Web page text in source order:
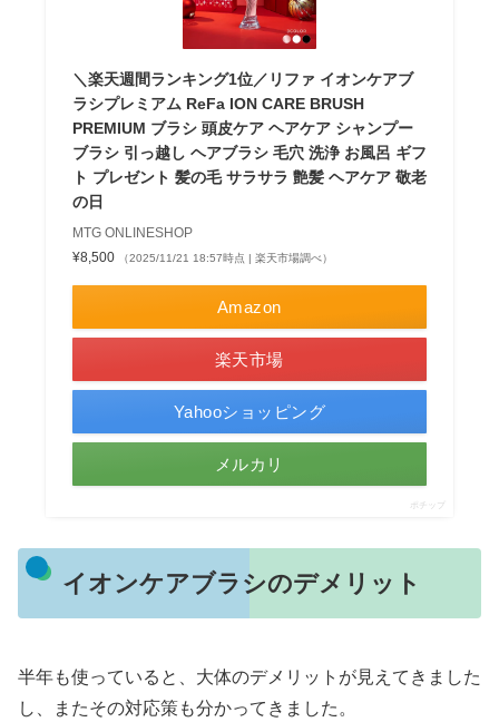
＼楽天週間ランキング1位／リファ イオンケアブ
ラシプレミアム ReFa ION CARE BRUSH
PREMIUM ブラシ 頭皮ケア ヘアケア シャンプー
ブラシ 引っ越し ヘアブラシ 毛穴 洗浄 お風呂 ギフ
ト プレゼント 髪の毛 サラサラ 艶髪 ヘアケア 敬老
の日
MTG ONLINESHOP
¥8,500
（2025/11/21 18:57時点 | 楽天市場調べ）
Amazon
楽天市場
Yahooショッピング
メルカリ
ポチップ
イオンケアブラシのデメリット
半年も使っていると、大体のデメリットが見えてきました
し、またその対応策も分かってきました。